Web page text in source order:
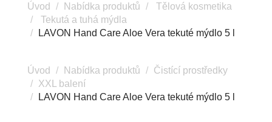
Úvod Nabídka produktů
Tělová kosmetika
Tekutá a tuhá mýdla
LAVON Hand Care Aloe Vera tekuté mýdlo 5 l
Úvod Nabídka produktů
Čistící prostředky
XXL balení
LAVON Hand Care Aloe Vera tekuté mýdlo 5 l